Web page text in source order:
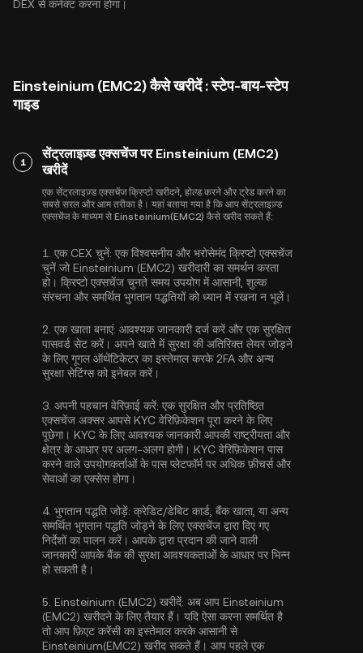
DEX से कनेक्ट करना होगा।
Einsteinium (EMC2) कैसे खरीदें : स्टेप-बाय-स्टेप
गाइड
1
सेंट्रलाइज़्ड एक्सचेंज पर Einsteinium (EMC2)
खरीदें
एक सेंट्रलाइज़्ड एक्सचेंज क्रिप्टो खरीदने, होल्ड करने और ट्रेड करने का
सबसे सरल और आम तरीका है। यहां बताया गया है कि आप सेंट्रलाइज़्ड
एक्सचेंज के माध्यम से Einsteinium(EMC2) कैसे खरीद सकते हैं:
1. एक CEX चुनें: एक विश्वसनीय और भरोसेमंद क्रिप्टो एक्सचेंज
चुनें जो Einsteinium (EMC2) खरीदारी का समर्थन करता
हो। क्रिप्टो एक्सचेंज चुनते समय उपयोग में आसानी, शुल्क
संरचना और समर्थित भुगतान पद्धतियों को ध्यान में रखना न भूलें।
2. एक खाता बनाएं: आवश्यक जानकारी दर्ज करें और एक सुरक्षित
पासवर्ड सेट करें। अपने खाते में सुरक्षा की अतिरिक्त लेयर जोड़ने
के लिए गूगल ऑथेंटिकेटर का इस्तेमाल करके 2FA और अन्य
सुरक्षा सेटिंग्स को इनेबल करें।
3. अपनी पहचान वेरिफ़ाई करें: एक सुरक्षित और प्रतिष्ठित
एक्सचेंज अक्सर आपसेKYC वेरिफ़िकेशन पूरा करने के लिए
पूछेगा। KYC के लिए आवश्यक जानकारी आपकी राष्ट्रीयता और
क्षेत्र के आधार पर अलग-अलग होगी। KYC वेरिफ़िकेशन पास
करने वाले उपयोगकर्ताओं के पास प्लेटफॉर्म पर अधिक फ़ीचर्स और
सेवाओं का एक्सेस होगा।
4. भुगतान पद्धति जोड़ें: क्रेडिट/डेबिट कार्ड, बैंक खाता, या अन्य
समर्थित भुगतान पद्धति जोड़ने के लिए एक्सचेंज द्वारा दिए गए
निर्देशों का पालन करें। आपके द्वारा प्रदान की जाने वाली
जानकारी आपके बैंक की सुरक्षा आवश्यकताओं के आधार पर भिन्न
हो सकती है।
5. Einsteinium (EMC2) खरीदें: अब आप Einsteinium
(EMC2) खरीदने के लिए तैयार हैं। यदि ऐसा करना समर्थित है
तो आप फ़िएट करेंसी का इस्तेमाल करके आसानी से
Einsteinium(EMC2) खरीद सकते हैं। आप पहले एक